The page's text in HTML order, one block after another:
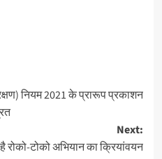
नियम 2021 के प्रारूप प्रकाशन
Next:
रोको-टोको अभियान का क्रियांवयन